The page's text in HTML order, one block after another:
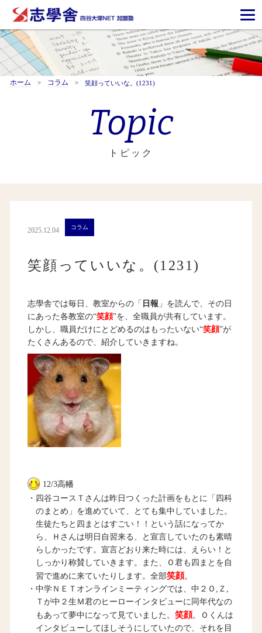
ホーム コラム 笑顔っていいな。(1231)
Topic
トピック
2025.12.04 コラム
笑顔っていいな。(1231)
志學舎では毎日、教室からの「 日報 」を読んで、その日
にあった各教室の“笑顔”を、全職員が共有しています。
しかし、職員だけにとどめるのはもったいない“笑顔”が
たくさんあるので、紹介していきますね。
12/3高幡
・四谷コースＴさんは昨日つくった計画をもとに「四科
のまとめ」を進めていて、とても集中していました。
生徒たちと四まとはすごい！！という話になってか
ら、Ｈさんは明日自習来る、と宣言していたのも素晴
らしかったです。宣言どおり来た時には、えらい！と
しっかり称賛していきます。また、Ｏ君も四まとを自
習で進めに来ていたりします。全部笑顔。
・中学ＮＥＴオンラインミーティングでは、中２Ｏ,Ｚ,
Ｔが中２生Ｍ君のヒーローインタビューに同年代なの
もあって夢中になって見ていました。 笑顔。Ｏくんは
インタビューしてほしそうにしていたので、それを目